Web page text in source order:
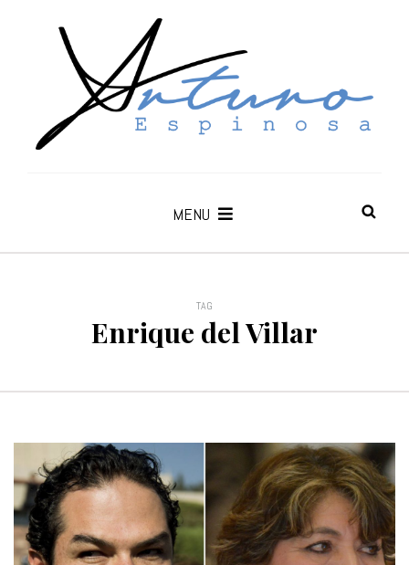
MENU
TAG
Enrique del Villar